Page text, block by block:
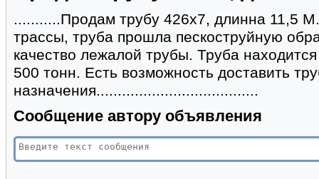
...........Продам трубу 426х7, длинна 11,5
трассы, труба прошла пескоструйную
качество лежалой трубы. Труба
500 тонн. Есть возможность доставить
назначения......................................
Сообщение автору объявления